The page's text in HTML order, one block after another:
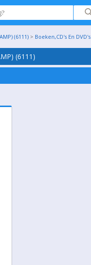
(6111) > Boeken,CD's En DVD's
(6111)